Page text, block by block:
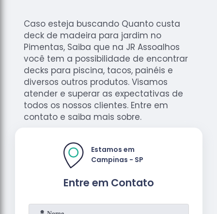
Caso esteja buscando Quanto custa
deck de madeira para jardim no
Pimentas, Saiba que na JR Assoalhos
você tem a possibilidade de encontrar
decks para piscina, tacos, painéis e
diversos outros produtos. Visamos
atender e superar as expectativas de
todos os nossos clientes. Entre em
contato e saiba mais sobre.
Entre em Contato
Estamos em
Campinas - SP